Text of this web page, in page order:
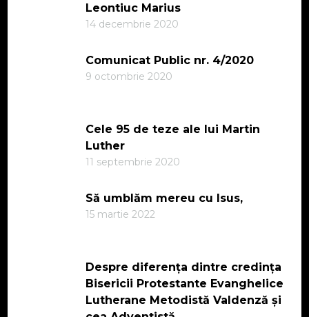
Leontiuc Marius
14 decembrie 2020
Comunicat Public nr. 4/2020
9 octombrie 2020
Cele 95 de teze ale lui Martin
Luther
11 septembrie 2020
Să umblăm mereu cu Isus,
15 martie 2022
Despre diferența dintre credința
Bisericii Protestante Evanghelice
Lutherane Metodistă Valdenză și